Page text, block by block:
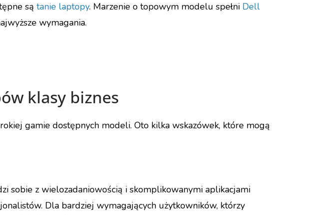
są tanie laptopy. Marzenie o topowym modelu spełni Dell
wymagania.
klasy biznes
gamie dostępnych modeli. Oto kilka wskazówek, które mogą
sobie z wielozadaniowością i skomplikowanymi aplikacjami
Dla bardziej wymagających użytkowników, którzy